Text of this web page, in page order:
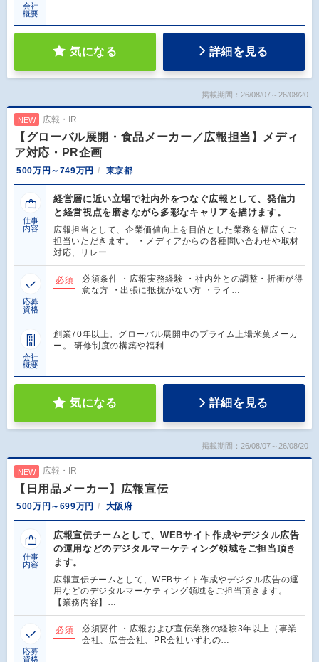
会社
概要
気になる 詳細を見る
掲載期間：26/08/07～26/08/20
NEW 広報・IR
【グローバル展開・食品メーカー／広報担当】メディ
ア対応・PR企画
500万円～749万円 東京都
仕事
内容
経営層に近い立場で社内外をつなぐ広報として、発信力
と経営視点を磨きながら多彩なキャリアを描けます。
広報担当として、企業価値向上を目的とした業務を幅広くご
担当いただきます。 ・メディアからの各種問い合わせや取材
対応、リレー…
応募
資格
必須
必須条件 ・広報実務経験 ・社内外との調整・折衝が得
意な方 ・出張に抵抗がない方 ・ライ…
会社
概要
創業70年以上。グローバル展開中のプライム上場米菓メーカ
ー。 研修制度の構築や福利…
気になる 詳細を見る
掲載期間：26/08/07～26/08/20
NEW 広報・IR
【日用品メーカー】広報宣伝
500万円～699万円 大阪府
仕事
内容
広報宣伝チームとして、WEBサイト作成やデジタル広告
の運用などのデジタルマーケティング領域をご担当頂き
ます。
広報宣伝チームとして、WEBサイト作成やデジタル広告の運
用などのデジタルマーケティング領域をご担当頂きます。
【業務内容】…
応募
資格
必須
必須要件 ・広報および宣伝業務の経験3年以上（事業
会社、広告会社、PR会社いずれの…